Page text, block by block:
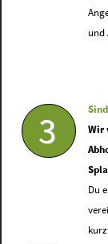
und
3
Wir
Du